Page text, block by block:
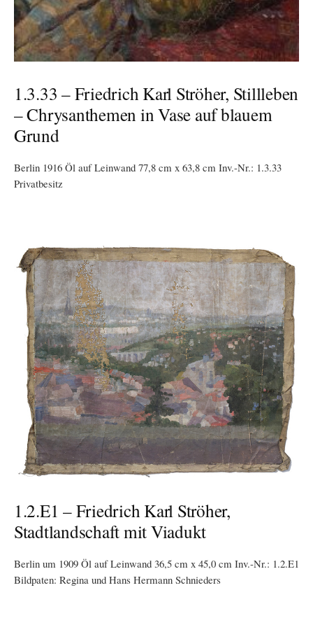
1.3.33 – Friedrich Karl Ströher, Stillleben
– Chrysanthemen in Vase auf blauem
Grund
Berlin 1916 Öl auf Leinwand 77,8 cm x 63,8 cm Inv.-Nr.: 1.3.33
Privatbesitz
1.2.E1 – Friedrich Karl Ströher,
Stadtlandschaft mit Viadukt
Berlin um 1909 Öl auf Leinwand 36,5 cm x 45,0 cm Inv.-Nr.: 1.2.E1
Bildpaten: Regina und Hans Hermann Schnieders